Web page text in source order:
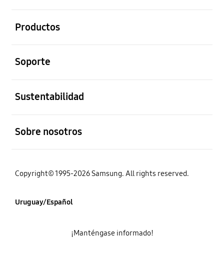
Productos
Soporte
Sustentabilidad
Sobre nosotros
Copyright© 1995-2026 Samsung. All rights reserved.
Uruguay/Español
¡Manténgase informado!